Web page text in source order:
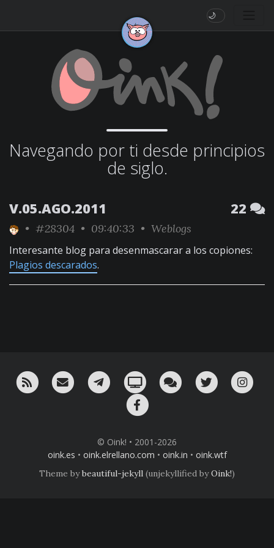
🌙
Navegando por ti desde principios
de siglo.
V.05.AGO.2011 22
• #28304 • 09:40:33 • Weblogs
Interesante blog para desenmascarar a los copiones:
Plagios descarados.
RSS ¡Mándame un email!¡Nuestro canal en Telegram!
Oink! TV Charla con nosotros
Twitter
© Oink! • 2001-2026
oink.es • oink.elrellano.com • oink.in • oink.wtf
Theme bybeautiful-jekyll (unjekyllified byOink!)